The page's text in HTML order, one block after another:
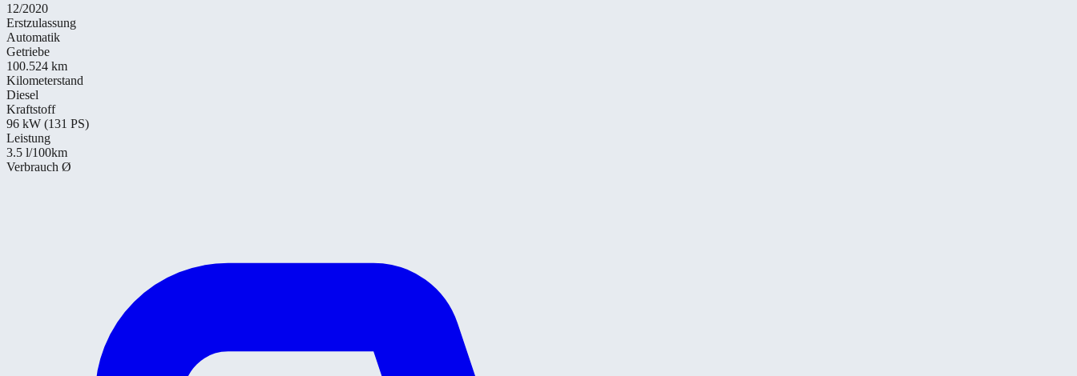
12/2020
Erstzulassung
Automatik
Getriebe
100.524 km
Kilometerstand
Diesel
Kraftstoff
96 kW (131 PS)
Leistung
3.5 l/100km
Verbrauch Ø